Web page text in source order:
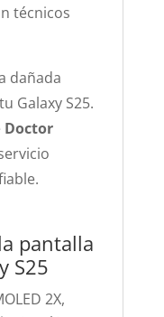
técnicos
dañada
Galaxy S25.
Doctor
pantalla
S25
2X,